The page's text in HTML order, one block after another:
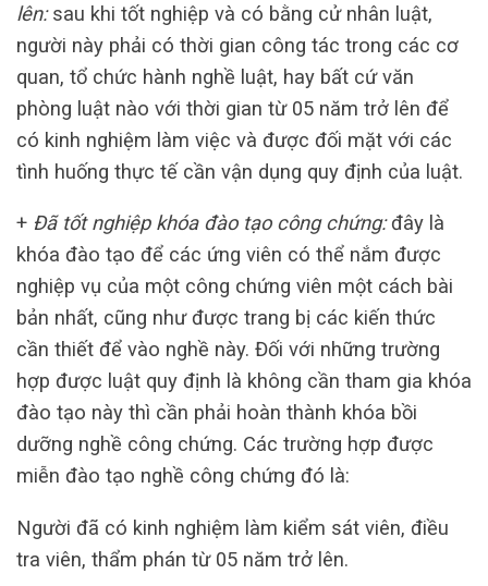
lên:sau khi tốt nghiệp và có bằng cử nhân luật,
người này phải có thời gian công tác trong các cơ
quan, tổ chức hành nghề luật, hay bất cứ văn
phòng luật nào với thời gian từ 05 năm trở lên để
có kinh nghiệm làm việc và được đối mặt với các
tình huống thực tế cần vận dụng quy định của luật.
+ Đã tốt nghiệp khóa đào tạo công chứng:đây là
khóa đào tạo để các ứng viên có thể nắm được
nghiệp vụ của một công chứng viên một cách bài
bản nhất, cũng như được trang bị các kiến thức
cần thiết để vào nghề này. Đối với những trường
hợp được luật quy định là không cần tham gia khóa
đào tạo này thì cần phải hoàn thành khóa bồi
dưỡng nghề công chứng. Các trường hợp được
miễn đào tạo nghề công chứng đó là:
Người đã có kinh nghiệm làm kiểm sát viên, điều
tra viên, thẩm phán từ 05 năm trở lên.